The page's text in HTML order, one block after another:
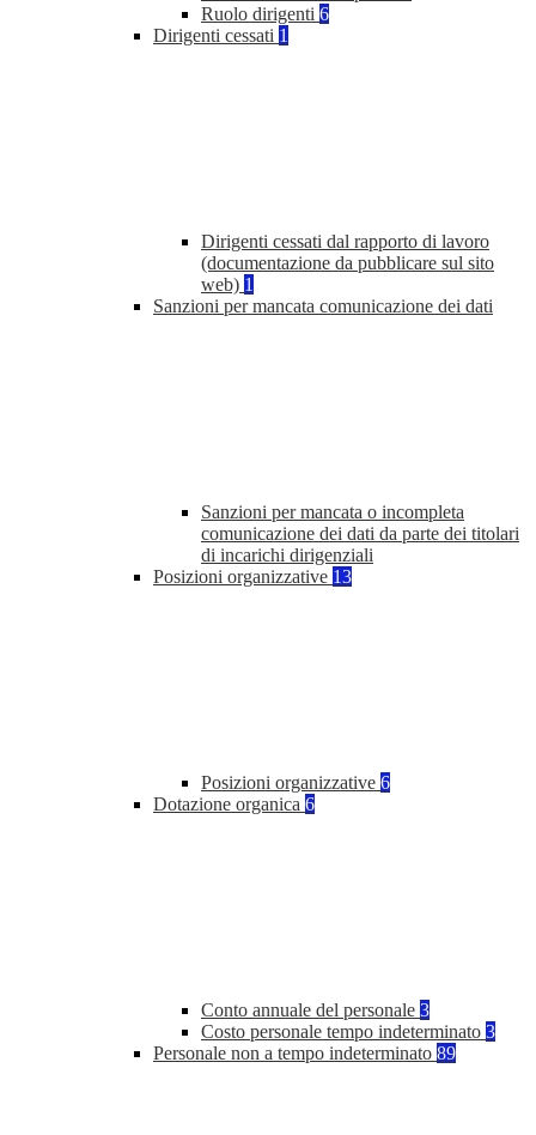
Ruolo dirigenti 6
Dirigenti cessati 1
Dirigenti cessati dal rapporto di lavoro
(documentazione da pubblicare sul sito
web) 1
Sanzioni per mancata comunicazione dei dati
Sanzioni per mancata o incompleta
comunicazione dei dati da parte dei titolari
di incarichi dirigenziali
Posizioni organizzative 13
Posizioni organizzative 6
Dotazione organica 6
Conto annuale del personale 3
Costo personale tempo indeterminato 3
Personale non a tempo indeterminato 89